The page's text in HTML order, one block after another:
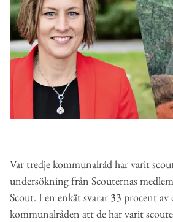
Var tredje kommunalråd har varit
undersökning från Scouternas
Scout. I en enkät svarar 33 procent av
kommunalråden att de har varit